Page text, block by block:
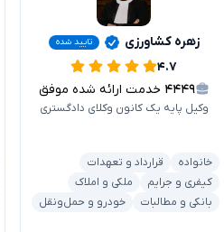
زهره کشاورزی تایید شده
۴.۷
۴۴۴۹ خدمت ارائه شده موفق
وکیل پایه یک کانون وکلای دادگستری
خانواده
قرارداد و تعهدات
کیفری و جرایم
ملکی و املاک
بانکی و مطالبات
خودرو و حمل‌ونقل